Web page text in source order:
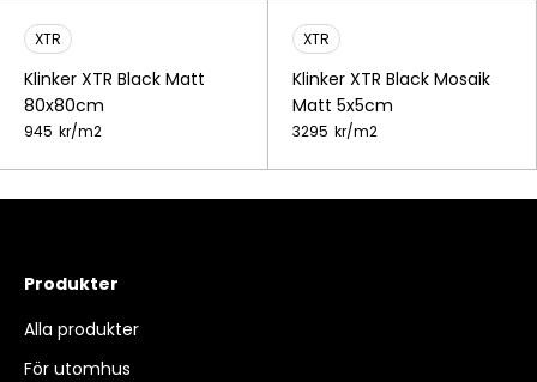
XTR
Klinker XTR Black Matt
80x80cm
945 kr/m2
XTR
Klinker XTR Black Mosaik
Matt 5x5cm
3295 kr/m2
Produkter
Alla produkter
För utomhus